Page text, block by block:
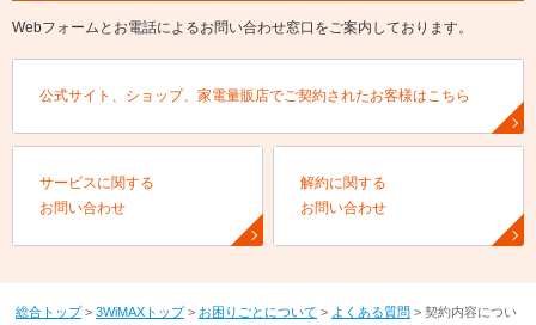
Webフォームとお電話によるお問い合わせ窓口をご案内しております。
公式サイト、ショップ、家電量販店でご契約されたお客様はこちら
サービスに関する
お問い合わせ
解約に関する
お問い合わせ
総合トップ> 3WiMAXトップ> お困りごとについて > よくある質問 > 契約内容につい